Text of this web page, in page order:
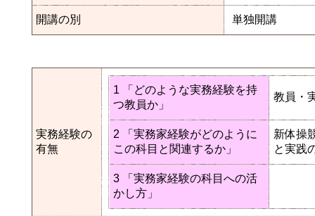
開講の別 単独開講
実務経験の
有無
1 「どのような実務経験を持
つ教員か」
教員・
2 「実務家経験がどのように
この科目と関連するか」
新体操
と実践
3 「実務家経験の科目への活
かし方」